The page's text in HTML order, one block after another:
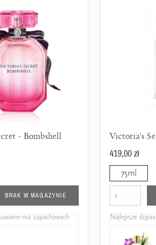
- Bombshell
BRAK W MAGAZYNIE
nut zapachowych
419,00 zł
75ml
Najlepsze